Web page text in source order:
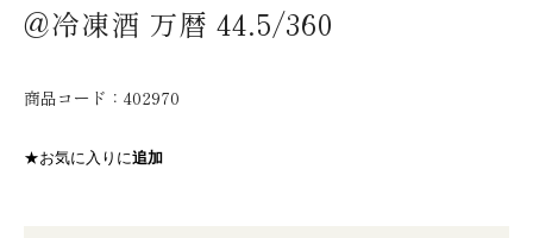
@冷凍酒 万暦 44.5/360
商品コード： 402970
★お気に入りに追加